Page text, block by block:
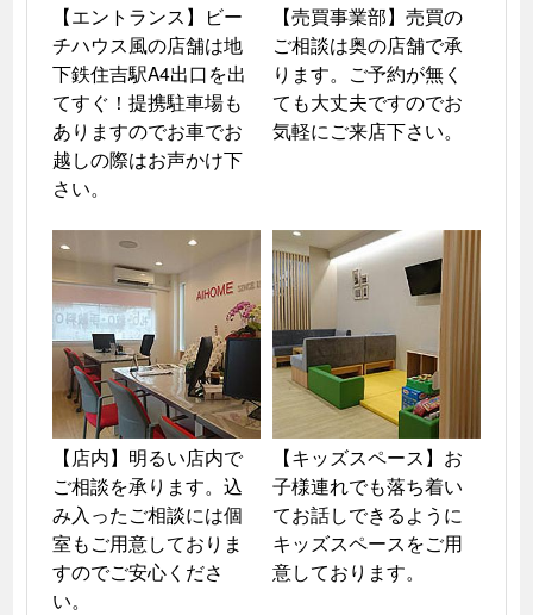
【エントランス】ビー
チハウス風の店舗は地
下鉄住吉駅A4出口を出
てすぐ！提携駐車場も
ありますのでお車でお
越しの際はお声かけ下
さい。
【売買事業部】売買の
ご相談は奥の店舗で承
ります。ご予約が無く
ても大丈夫ですのでお
気軽にご来店下さい。
【店内】明るい店内で
ご相談を承ります。込
み入ったご相談には個
室もご用意しておりま
すのでご安心くださ
い。
【キッズスペース】お
子様連れでも落ち着い
てお話しできるように
キッズスペースをご用
意しております。